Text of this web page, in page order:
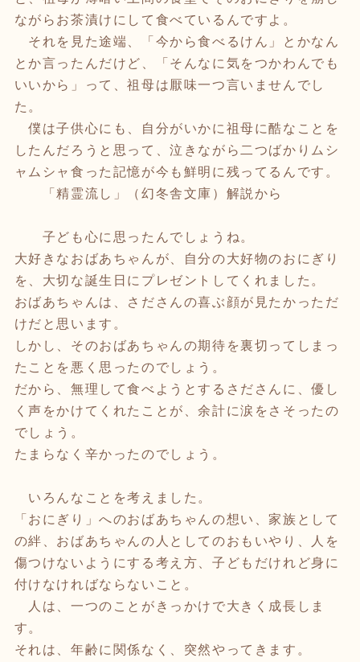
ながらお茶漬けにして食べているんですよ。
それを見た途端、「今から食べるけん」とかなん
とか言ったんだけど、「そんなに気をつかわんでも
いいから」って、祖母は厭味一つ言いませんでし
た。
僕は子供心にも、自分がいかに祖母に酷なことを
したんだろうと思って、泣きながら二つばかりムシ
ャムシャ食った記憶が今も鮮明に残ってるんです。
「精霊流し」（幻冬舎文庫）解説から
子ども心に思ったんでしょうね。
大好きなおばあちゃんが、自分の大好物のおにぎり
を、大切な誕生日にプレゼントしてくれました。
おばあちゃんは、さださんの喜ぶ顔が見たかっただ
けだと思います。
しかし、そのおばあちゃんの期待を裏切ってしまっ
たことを悪く思ったのでしょう。
だから、無理して食べようとするさださんに、優し
く声をかけてくれたことが、余計に涙をさそったの
でしょう。
たまらなく辛かったのでしょう。
いろんなことを考えました。
「おにぎり」へのおばあちゃんの想い、家族として
の絆、おばあちゃんの人としてのおもいやり、人を
傷つけないようにする考え方、子どもだけれど身に
付けなければならないこと。
人は、一つのことがきっかけで大きく成長しま
す。
それは、年齢に関係なく、突然やってきます。